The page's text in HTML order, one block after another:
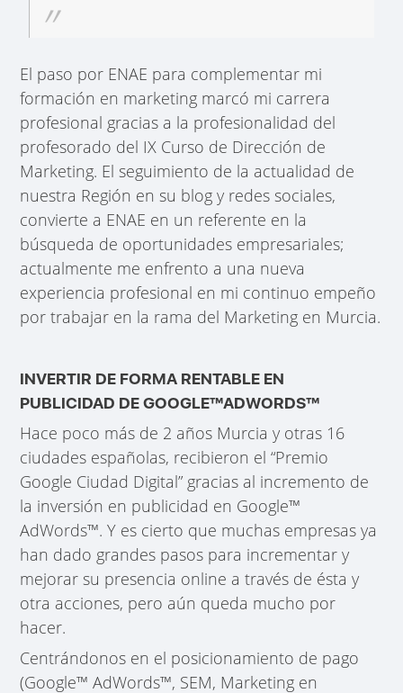
El paso por ENAE para complementar mi
formación en marketing marcó mi carrera
profesional gracias a la profesionalidad del
profesorado del IX Curso de Dirección de
Marketing. El seguimiento de la actualidad de
nuestra Región en su blog y redes sociales,
convierte a ENAE en un referente en la
búsqueda de oportunidades empresariales;
actualmente me enfrento a una nueva
experiencia profesional en mi continuo empeño
por trabajar en la rama del Marketing en Murcia.
INVERTIR DE FORMA RENTABLE EN
PUBLICIDAD DE GOOGLE™ADWORDS™
Hace poco más de 2 años Murcia y otras 16
ciudades españolas, recibieron el “Premio
Google Ciudad Digital” gracias al incremento de
la inversión en publicidad en Google™
AdWords™. Y es cierto que muchas empresas ya
han dado grandes pasos para incrementar y
mejorar su presencia online a través de ésta y
otra acciones, pero aún queda mucho por
hacer.
Centrándonos en el posicionamiento de pago
(Google™ AdWords™, SEM, Marketing en